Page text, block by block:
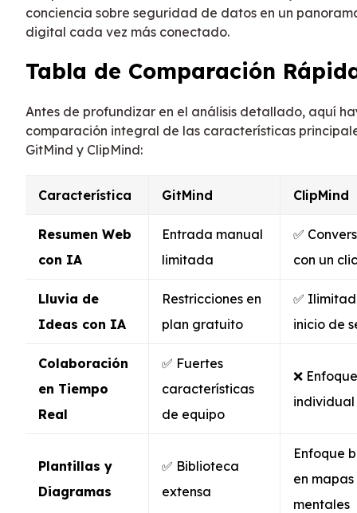
conciencia sobre seguridad de datos en un
digital cada vez más conectado.
Tabla de Comparación
Antes de profundizar en el análisis detallado, aquí
comparación integral de las características
GitMind y ClipMind:
Característica GitMind ClipMind
Resumen Web
con IA
Entrada manual
limitada
✅
con un clic
Lluvia de
Ideas con IA
Restricciones en
plan gratuito
✅
inicio de
Colaboración
en Tiempo
Real
✅ Fuertes
características
de equipo
❌ Enfoque
individual
Plantillas y
Diagramas
✅ Biblioteca
extensa
Enfoque
en mapas
mentales